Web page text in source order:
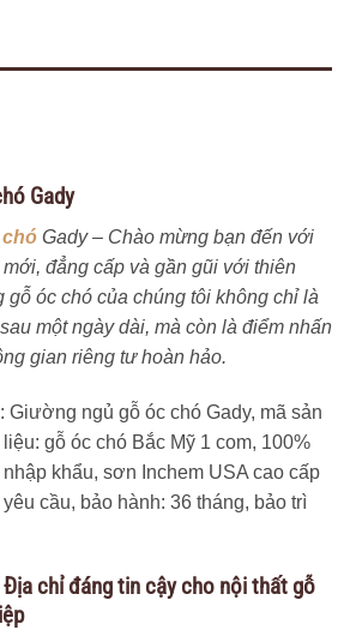
Gady
Gady – Chào mừng bạn đến với
đẳng cấp và gần gũi với thiên
óc chó của chúng tôi không chỉ là
một ngày dài, mà còn là điểm nhấn
gian riêng tư hoàn hảo.
Giường ngủ gỗ óc chó Gady, mã sản
gỗ óc chó Bắc Mỹ 1 com, 100%
khẩu, sơn Inchem USA cao cấp
cầu, bảo hành: 36 tháng, bảo trì
chỉ đáng tin cậy cho nội thất gỗ